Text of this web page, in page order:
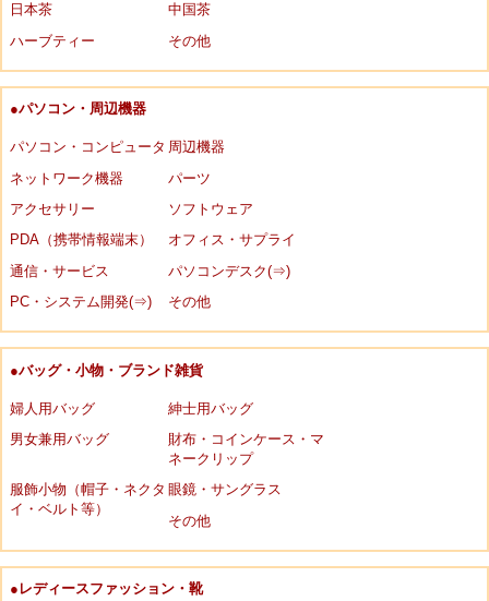
日本茶
中国茶
ハーブティー
その他
●パソコン・周辺機器
パソコン・コンピュータ 周辺機器
ネットワーク機器
パーツ
アクセサリー
ソフトウェア
PDA（携帯情報端末）
オフィス・サプライ
通信・サービス
パソコンデスク(⇒)
PC・システム開発(⇒)
その他
●バッグ・小物・ブランド雑貨
婦人用バッグ
紳士用バッグ
男女兼用バッグ
財布・コインケース・マ
ネークリップ
服飾小物（帽子・ネクタ
イ・ベルト等）
眼鏡・サングラス
その他
●レディースファッション・靴